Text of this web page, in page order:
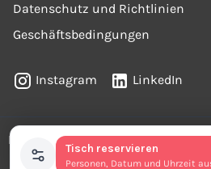
Tisch reservieren
Personen, Datum und Uhrzeit
Datenschutz und Richtlinien
Geschäftsbedingungen
Instagram LinkedIn
REA : VR-437963MwSt-Nr.:
Alle Rechte